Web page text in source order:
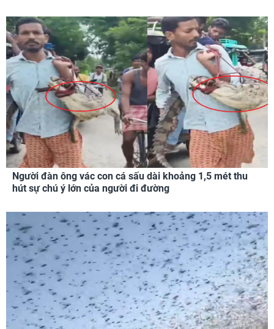
Người đàn ông vác con cá sấu dài khoảng 1,5 mét thu
hút sự chú ý lớn của người đi đường